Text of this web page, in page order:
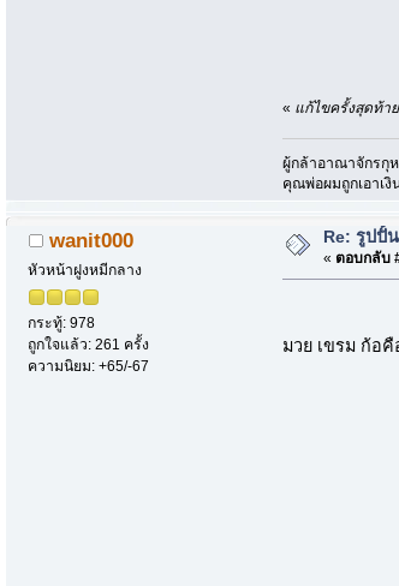
« แก้ไขครั้งสุดท้า
ผู้กล้าอาณาจักรกุ
คุณพ่อผมถูกเอาเ
wanit000
หัวหน้าฝูงหมีกลาง
กระทู้: 978
ถูกใจแล้ว: 261 ครั้ง
ความนิยม: +65/-67
Re: รูปปั้
« ตอบกลับ
มวย เขรม ก้อ